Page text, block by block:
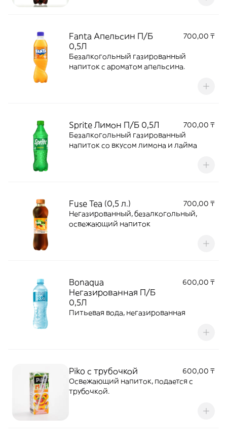
Fanta Апельсин П/Б
0,5Л
700,00 ₸
Безалкогольный газированный
напиток с ароматом апельсина.
Sprite Лимон П/Б 0,5Л
700,00 ₸
Безалкогольный газированный
напиток со вкусом лимона и лайма
Fuse Tea (0,5 л.)
700,00 ₸
Негазированный, безалкогольный,
освежающий напиток
Bonaqua
Негазированная П/Б
0,5Л
600,00 ₸
Питьевая вода, негазированная
Piko с трубочкой
600,00 ₸
Освежающий напиток, подается с
трубочкой.